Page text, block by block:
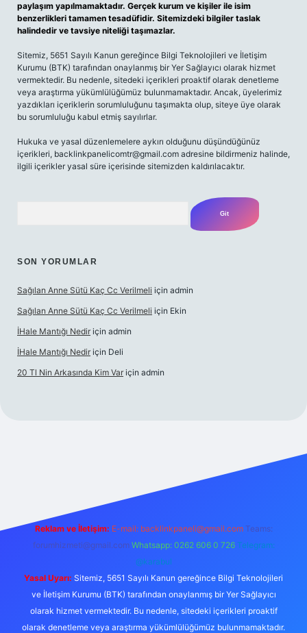
paylaşım yapılmamaktadır. Gerçek kurum ve kişiler ile isim
benzerlikleri tamamen tesadüfidir. Sitemizdeki bilgiler taslak
halindedir ve tavsiye niteliği taşımazlar.
Sitemiz, 5651 Sayılı Kanun gereğince Bilgi Teknolojileri ve İletişim
Kurumu (BTK) tarafından onaylanmış bir Yer Sağlayıcı olarak hizmet
vermektedir. Bu nedenle, sitedeki içerikleri proaktif olarak denetleme
veya araştırma yükümlülüğümüz bulunmamaktadır. Ancak, üyelerimiz
yazdıkları içeriklerin sorumluluğunu taşımakta olup, siteye üye olarak
bu sorumluluğu kabul etmiş sayılırlar.
Hukuka ve yasal düzenlemelere aykırı olduğunu düşündüğünüz
içerikleri, backlinkpanelicomtr@gmail.com adresine bildirmeniz halinde,
ilgili içerikler yasal süre içerisinde sitemizden kaldırılacaktır.
SON YORUMLAR
Sağılan Anne Sütü Kaç Cc Verilmeli için admin
Sağılan Anne Sütü Kaç Cc Verilmeli için Ekin
İHale Mantığı Nedir için admin
İHale Mantığı Nedir için Deli
20 Tl Nin Arkasında Kim Var için admin
Reklam ve İletişim: E-mail: backlinkpaneli@gmail.com Teams:
forumhizmeti@gmail.com Whatsapp: 0262 606 0 726 Telegram:
@karabul
Yasal Uyarı: Sitemiz, 5651 Sayılı Kanun gereğince Bilgi Teknolojileri
ve İletişim Kurumu (BTK) tarafından onaylanmış bir Yer Sağlayıcı
olarak hizmet vermektedir. Bu nedenle, sitedeki içerikleri proaktif
olarak denetleme veya araştırma yükümlülüğümüz bulunmamaktadır.